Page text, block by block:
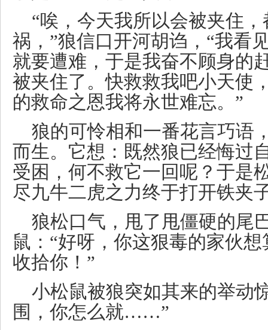
“唉，今天我所以会被夹住
祸，”狼信口开河胡诌，“我看
就要遭难，于是我奋不顾身的
被夹住了。快救救我吧小天使
的救命之恩我将永世难忘。”
狼的可怜相和一番花言巧语
而生。它想：既然狼已经悔过
受困，何不救它一回呢？于是
尽九牛二虎之力终于打开铁夹
狼松口气，甩了甩僵硬的尾
鼠：“好呀，你这狠毒的家伙
收拾你！”
小松鼠被狼突如其来的举动
围，你怎么就……”